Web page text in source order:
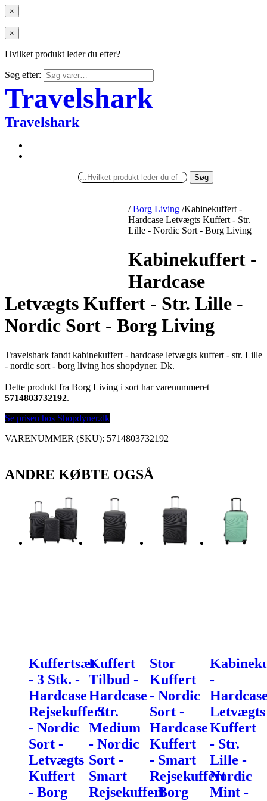
×
×
Hvilket produkt leder du efter?
Søg efter:
Travelshark
Travelshark
Søg
/ Borg Living /Kabinekuffert -
Hardcase Letvægts Kuffert - Str.
Lille - Nordic Sort - Borg Living
Kabinekuffert -
Hardcase
Letvægts Kuffert - Str. Lille -
Nordic Sort - Borg Living
Travelshark fandt kabinekuffert - hardcase letvægts kuffert - str. Lille
- nordic sort - borg living hos shopdyner. Dk.
Dette produkt fra Borg Living i sort har varenummeret
5714803732192.
Se prisen hos Shopdyner.dk
VARENUMMER (SKU): 5714803732192
ANDRE KØBTE OGSÅ
Kuffertsæt
- 3 Stk. -
Hardcase
Rejsekuffert
- Nordic
Sort -
Letvægts
Kuffert
- Borg
Kuffert
Tilbud -
Hardcase
- Str.
Medium
- Nordic
Sort -
Smart
Rejsekuffert
Stor
Kuffert
- Nordic
Sort -
Hardcase
Kuffert
- Smart
Rejsekuffert
- Borg
-
Letvægts
Kuffert
- Str.
Lille -
Nordic
Mint -